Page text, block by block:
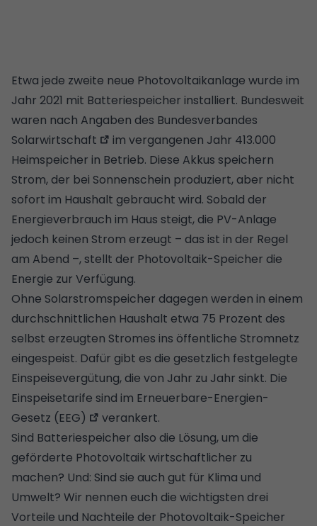
Etwa jede zweite neue Photovoltaikanlage wurde im
Jahr 2021 mit Batteriespeicher installiert. Bundesweit
waren nach Angaben des Bundesverbandes
Solarwirtschaft
im vergangenen Jahr 413.000
Heimspeicher in Betrieb. Diese Akkus speichern
Strom, der bei Sonnenschein produziert, aber nicht
sofort im Haushalt gebraucht wird. Sobald der
Energieverbrauch im Haus steigt, die PV-Anlage
jedoch keinen Strom erzeugt – das ist in der Regel
am Abend –, stellt der Photovoltaik-Speicher die
Energie zur Verfügung.
Ohne Solarstromspeicher dagegen werden in einem
durchschnittlichen Haushalt etwa 75 Prozent des
selbst erzeugten Stromes ins öffentliche Stromnetz
eingespeist. Dafür gibt es die gesetzlich festgelegte
Einspeisevergütung, die von Jahr zu Jahr sinkt. Die
Einspeisetarife sind im Erneuerbare-Energien-
Gesetz (EEG)
verankert.
Sind Batteriespeicher also die Lösung, um die
geförderte Photovoltaik wirtschaftlicher zu
machen? Und: Sind sie auch gut für Klima und
Umwelt? Wir nennen euch die wichtigsten drei
Vorteile und Nachteile der Photovoltaik-Speicher